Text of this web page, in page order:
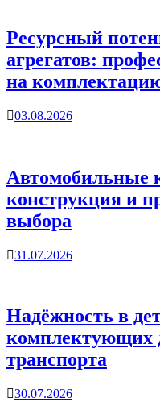
Ресурсный
агрегатов:
на
03.08.2026
Автомобильные
конструкция и
выбора
31.07.2026
Надёжность в
комплектующих
транспорта
30.07.2026